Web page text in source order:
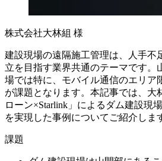
株式会社大林組 様
建設現場の遠隔施工管理は、人手不
立を目指す業界共通のテーマです。
場では特に、モバイル通信のエリア
が課題となります。本記事では、大
ローン×Starlink」によるダム建設現
を実現した事例についてご紹介しま
課題